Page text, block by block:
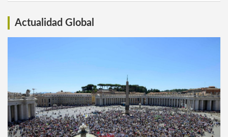
Actualidad Global